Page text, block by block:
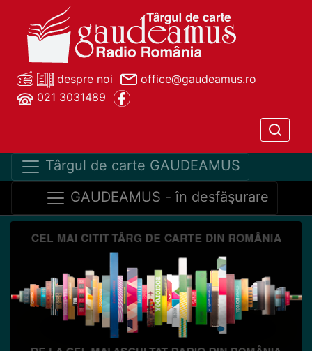
despre noi
office@gaudeamus.ro
021 3031489
Târgul de carte GAUDEAMUS
GAUDEAMUS - în desfăşurare